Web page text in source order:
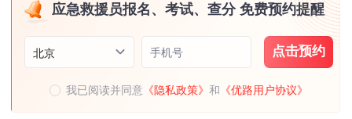
应急救援员报名、考试、查分 免费预约提醒
北京 手机号 点击预约
我已阅读并同意 《隐私政策》和 《优路用户协议》